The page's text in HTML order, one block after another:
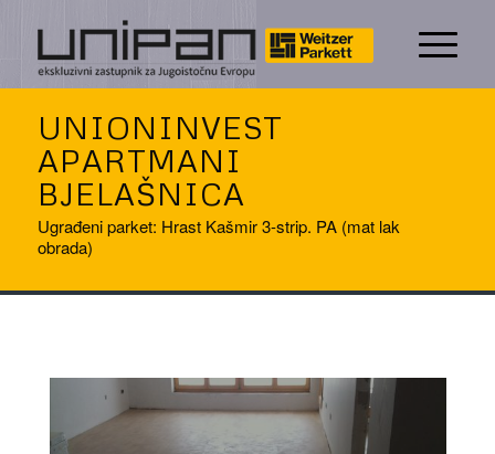
UNIONINVEST
APARTMANI
BJELAŠNICA
Ugrađeni parket: Hrast Kašmir 3-strip. PA (mat lak
obrada)